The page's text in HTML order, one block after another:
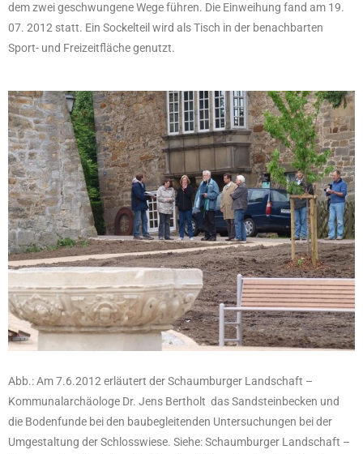
dem zwei geschwungene Wege führen. Die Einweihung fand am 19.
07. 2012 statt. Ein Sockelteil wird als Tisch in der benachbarten
Sport- und Freizeitfläche genutzt.
Abb.: Am 7.6.2012 erläutert der Schaumburger Landschaft –
Kommunalarchäologe Dr. Jens Bertholt das Sandsteinbecken und
die Bodenfunde bei den baubegleitenden Untersuchungen bei der
Umgestaltung der Schlosswiese. Siehe: Schaumburger Landschaft –